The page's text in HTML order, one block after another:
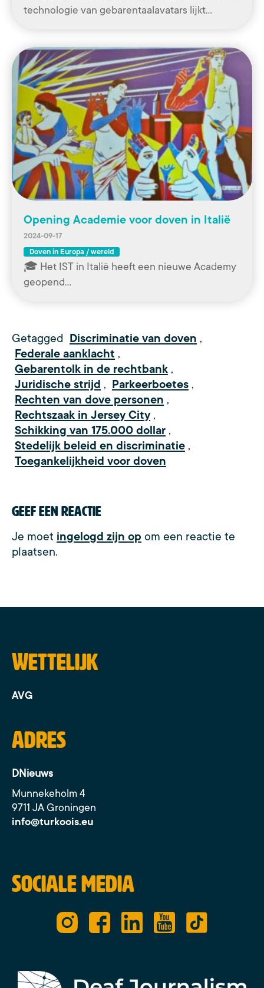
technologie van gebarentaalavatars lijkt…
Opening Academie voor doven in Italië
2024-09-17
Doven in Europa / wereld
🎓 Het IST in Italië heeft een nieuwe Academy
geopend…
Getagged Discriminatie van doven ,
Federale aanklacht ,
Gebarentolk in de rechtbank ,
Juridische strijd , Parkeerboetes ,
Rechten van dove personen ,
Rechtszaak in Jersey City ,
Schikking van 175.000 dollar ,
Stedelijk beleid en discriminatie ,
Toegankelijkheid voor doven
Geef een reactie
Je moet ingelogd zijn op om een reactie te
plaatsen.
Wettelijk
AVG
Adres
DNieuws
Munnekeholm 4
9711 JA Groningen
info@turkoois.eu
Sociale media